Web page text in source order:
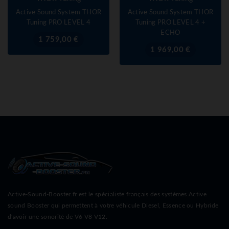
Active Sound System THOR
Tuning PRO LEVEL 4
Prix1 759,00 €
Active Sound System THOR
Tuning PRO LEVEL 4 +
ECHO
Prix1 969,00 €
Active-Sound-Booster.fr est le spécialiste français des systèmes Active
sound Booster qui permettent à votre véhicule Diesel, Essence ou Hybride
d'avoir une sonorité de V6 V8 V12.